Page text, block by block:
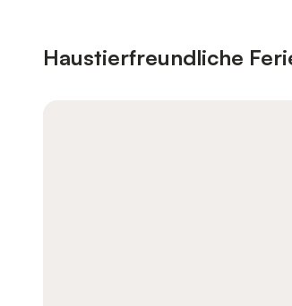
Haustierfreundliche